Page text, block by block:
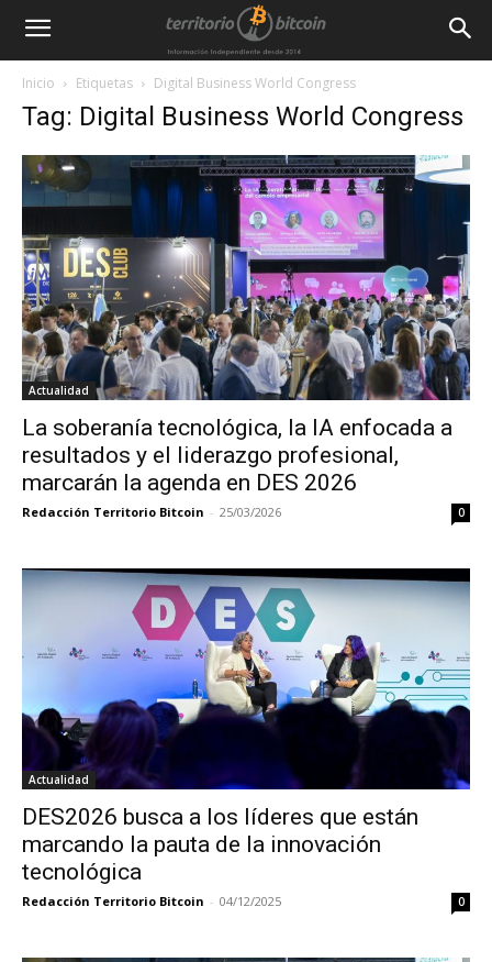
Inicio Etiquetas Digital Business World Congress
Tag: Digital Business World Congress
Actualidad
La soberanía tecnológica, la IA enfocada a
resultados y el liderazgo profesional,
marcarán la agenda en DES 2026
Redacción Territorio Bitcoin - 25/03/2026 0
Actualidad
DES2026 busca a los líderes que están
marcando la pauta de la innovación
tecnológica
Redacción Territorio Bitcoin - 04/12/2025 0